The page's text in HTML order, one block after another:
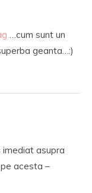
…cum sunt un
geanta…:)
asupra
acesta –